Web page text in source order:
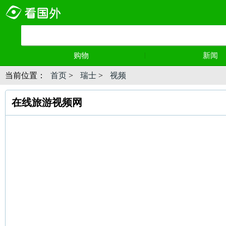
购物 新闻
当前位置： 首页 > 瑞士 > 视频
在线旅游视频网